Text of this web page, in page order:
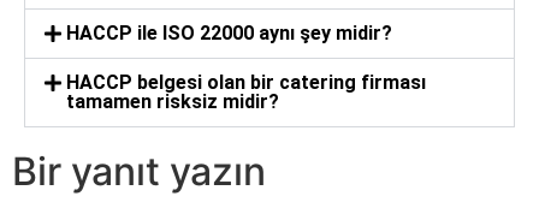
HACCP ile ISO 22000 aynı şey midir?
HACCP belgesi olan bir catering firması
tamamen risksiz midir?
Bir yanıt yazın